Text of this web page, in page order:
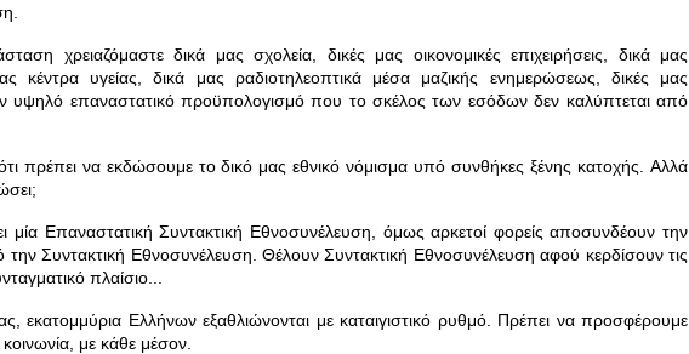
χρειαζόμαστε δικά μας σχολεία, δικές μας οικονομικές επιχειρήσεις, δικά μας
κέντρα υγείας, δικά μας ραδιοτηλεοπτικά μέσα μαζικής ενημερώσεως, δικές μας
υψηλό επαναστατικό προϋπολογισμό που το σκέλος των εσόδων δεν καλύπτεται από
πρέπει να εκδώσουμε το δικό μας εθνικό νόμισμα υπό συνθήκες ξένης κατοχής. Αλλά
Επαναστατική Συντακτική Εθνοσυνέλευση, όμως αρκετοί φορείς αποσυνδέουν την
Συντακτική Εθνοσυνέλευση. Θέλουν Συντακτική Εθνοσυνέλευση αφού κερδίσουν τις
πλαίσιο...
εκατομμύρια Ελλήνων εξαθλιώνονται με καταιγιστικό ρυθμό. Πρέπει να προσφέρουμε
με κάθε μέσον.